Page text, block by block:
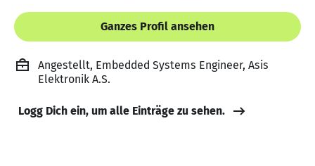
Ganzes Profil ansehen
Angestellt, Embedded Systems Engineer, Asis
Elektronik A.S.
Logg Dich ein, um alle Einträge zu sehen.